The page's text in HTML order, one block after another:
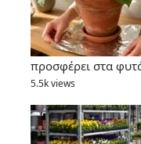
προσφέρει στα
5.5k views